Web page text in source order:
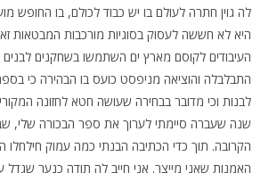
לה גוין חתרה לעולם בו יש כבוד לכולם, בו החופש
היא לא חששה לעסוק בסוגיות מורכבות המבטאות
העיבודים לקוסם מארץ ים השתמשו בשחקנים
התבלבלה והוציאה מניפסט כועס בו הבהירה כי
לבנות וכי מדובר בבחירה שעושה חטא לחזונה
שנה שעברה סיימתי לערוך את ספר הבכורה שלי,
הקרובה. תוך כדי הכתיבה הבנתי כמה עמוק חילחלו
האמנות שאני מייצר. אני חייב לה תודה כנער